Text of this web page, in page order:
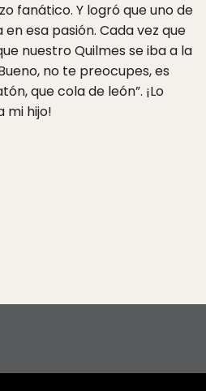
fanático. Y logró que uno de
en esa pasión. Cada vez que
nuestro Quilmes se iba a la
no te preocupes, es
que cola de león”. ¡Lo
mi hijo!